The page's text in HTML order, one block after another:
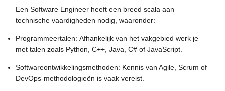
Een Software Engineer heeft een breed scala aan
technische vaardigheden nodig, waaronder:
Programmeertalen: Afhankelijk van het vakgebied werk je
met talen zoals Python, C++, Java, C# of JavaScript.
Softwareontwikkelingsmethoden: Kennis van Agile, Scrum of
DevOps-methodologieën is vaak vereist.